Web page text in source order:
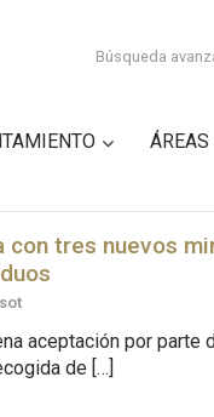
Búsqueda
ÁREAS
con tres nuevos
aceptación por parte
de […]